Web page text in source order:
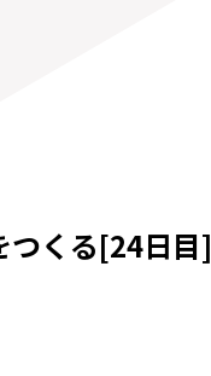
つくる[24日目]